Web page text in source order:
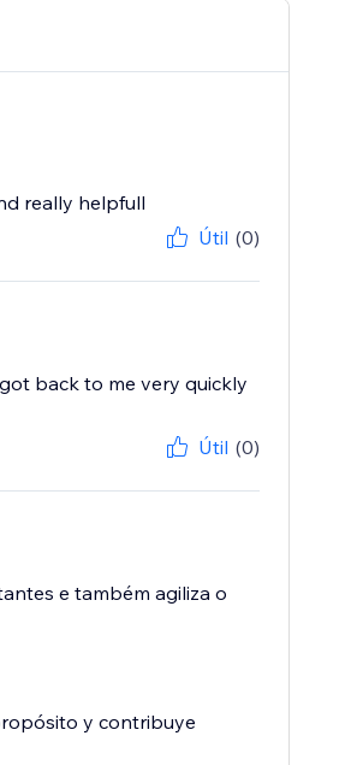
really helpfull
Útil (0)
back to me very quickly
Útil (0)
e também agiliza o
y contribuye